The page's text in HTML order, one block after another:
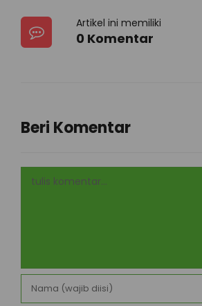
Artikel ini memiliki
0 Komentar
Beri Komentar